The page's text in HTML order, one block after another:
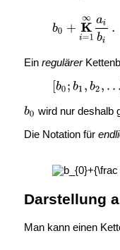
Ein regulärer
wird nur deshalb
Die Notation für
Darstellung
Man kann einen